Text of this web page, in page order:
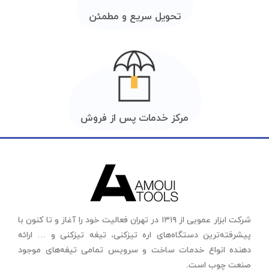
تحویل سریع و مطمئن
مرکز خدمات پس از فروش
شرکت ابزار عمویی از ۱۳۱۹ در تهران فعالیت خود را آغاز و تا کنون با
پیشرفته‌ترین دستگاه‌های اره تیزکنی، تیغه تیزکنی و … ارائه
دهنده انواع خدمات ساخت و سرویس تمامی تیغه‌های موجود
صنعت چوب است.